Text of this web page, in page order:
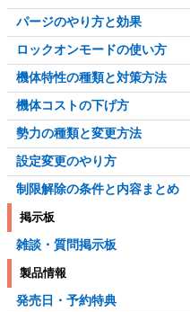
パージのやり方と効果
ロックオンモードの使い方
機体特性の種類と対策方法
機体コストの下げ方
勢力の種類と変更方法
設定変更のやり方
制限解除の条件と内容まとめ
掲示板
雑談・質問掲示板
製品情報
発売日・予約特典